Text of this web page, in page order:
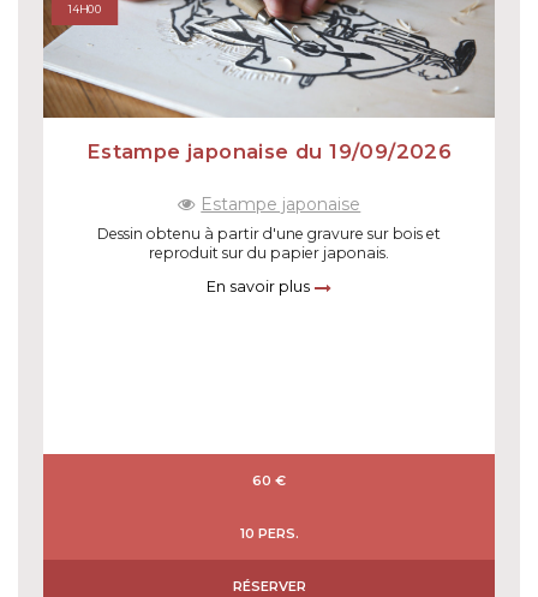
14H00
Estampe japonaise du 19/09/2026
Estampe japonaise
Dessin obtenu à partir d'une gravure sur bois et
reproduit sur du papier japonais.
En savoir plus
60 €
10 PERS.
RÉSERVER